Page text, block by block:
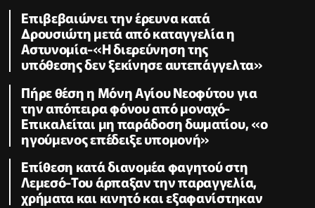
Επιβεβαιώνει την έρευνα κατά
Δρουσιώτη μετά από καταγγελία η
Αστυνομία-«Η διερεύνηση της
υπόθεσης δεν ξεκίνησε αυτεπάγγελτα»
Πήρε θέση η Μόνη Αγίου Νεοφύτου για
την απόπειρα φόνου από μοναχό-
Επικαλείται μη παράδοση δωματίου, «ο
ηγούμενος επέδειξε υπομονή»
Επίθεση κατά διανομέα φαγητού στη
Λεμεσό-Του άρπαξαν την παραγγελία,
χρήματα και κινητό και εξαφανίστηκαν